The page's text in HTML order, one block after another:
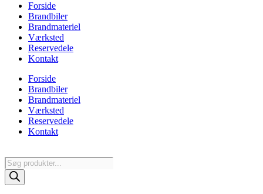
Forside
Brandbiler
Brandmateriel
Værksted
Reservedele
Kontakt
Forside
Brandbiler
Brandmateriel
Værksted
Reservedele
Kontakt
Products
search